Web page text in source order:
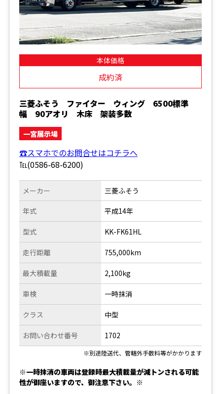
本体価格
成約済
三菱ふそう ファイター ウィング 6500標準
幅 90アオリ 木床 架装多数
一宮展示場
☎スマホでのお問合せはコチラへ
℡(0586-68-6200)
メーカー
年式
型式
走行距離
三菱ふそう
平成14年
KK-FK61HL
755,000km
最大積載量
車検
クラス
お問い合わせ番号
2,100kg
一時抹消
中型
1702
※別途陸送代、管轄外手数料等がかかります
※一時抹消の車両は登録時最大積載量が減トンされる可能
性が御座いますので、御注意下さい。※